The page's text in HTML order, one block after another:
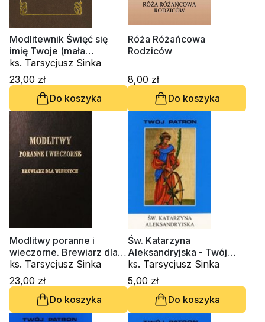
Modlitewnik Święć się
imię Twoje (mała
czcionka)
ks. Tarsycjusz Sinka
23,00 zł
Do koszyka
Róża Różańcowa
Rodziców
8,00 zł
Do koszyka
Modlitwy poranne i
wieczorne. Brewiarz dla
wiernych
ks. Tarsycjusz Sinka
23,00 zł
Do koszyka
Św. Katarzyna
Aleksandryjska - Twój
Patron
ks. Tarsycjusz Sinka
5,00 zł
Do koszyka